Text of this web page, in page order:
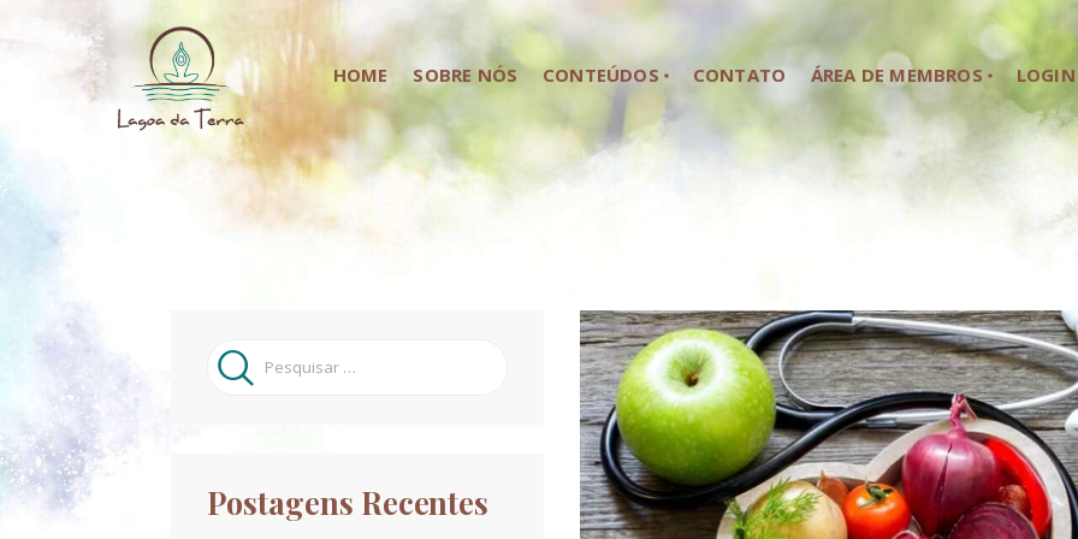
HOME SOBRE NÓS CONTEÚDOS CONTATO ÁREA DE MEMBROS LOGIN
HOME
SOBRE NÓS
CONTEÚDOS
ÁREA DE MEMBROS
LOGIN
Pesquisar
por:
Postagens Recentes